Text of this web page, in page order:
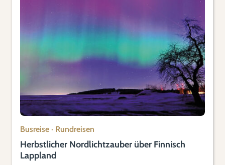
Busreise · Rundreisen
Herbstlicher Nordlichtzauber über Finnisch
Lappland